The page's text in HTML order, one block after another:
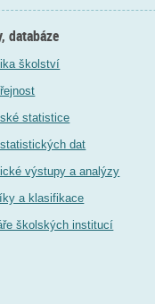
databáze
školství
statistice
dat
výstupy a analýzy
a klasifikace
školských institucí